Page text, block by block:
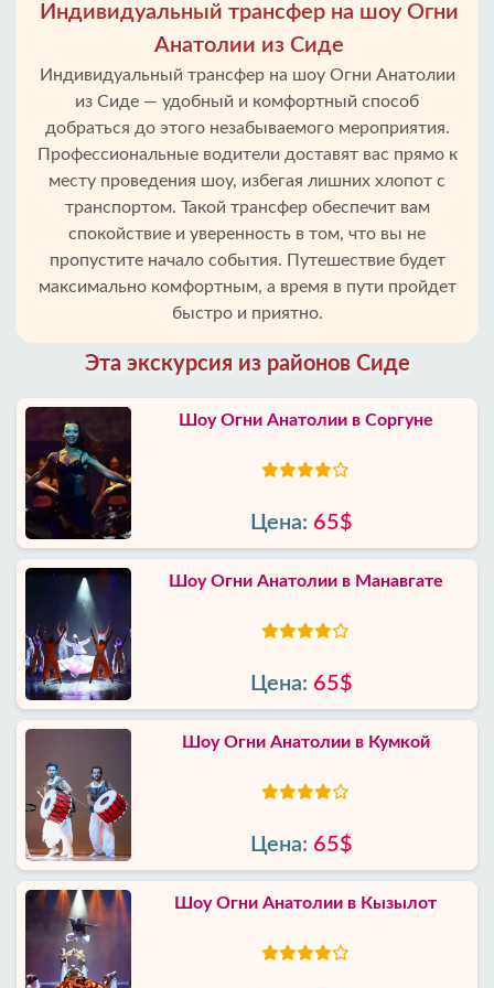
Индивидуальный трансфер на шоу Огни
Анатолии из Сиде
Индивидуальный трансфер на шоу Огни Анатолии
из Сиде — удобный и комфортный способ
добраться до этого незабываемого мероприятия.
Профессиональные водители доставят вас прямо к
месту проведения шоу, избегая лишних хлопот с
транспортом. Такой трансфер обеспечит вам
спокойствие и уверенность в том, что вы не
пропустите начало события. Путешествие будет
максимально комфортным, а время в пути пройдет
быстро и приятно.
Эта экскурсия из районов Сиде
Шоу Огни Анатолии в Соргуне
Цена: 65$
Шоу Огни Анатолии в Манавгате
Цена: 65$
Шоу Огни Анатолии в Кумкой
Цена: 65$
Шоу Огни Анатолии в Кызылот